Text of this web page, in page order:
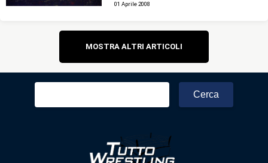
01 Aprile 2008
Navigazione
articoli
MOSTRA ALTRI ARTICOLI
Ricerca